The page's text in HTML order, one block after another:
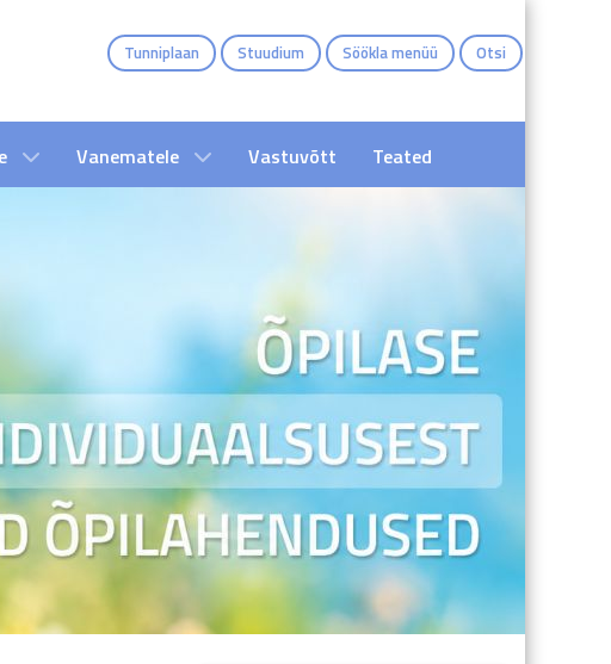
Otsi
Söökla menüü
Stuudium
Tunniplaan
Vanematele Vastuvõtt Teated